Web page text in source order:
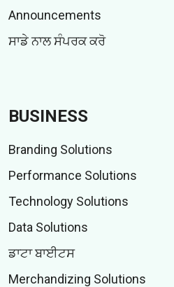
Announcements
ਸਾਡੇ ਨਾਲ ਸੰਪਰਕ ਕਰੋ
BUSINESS
Branding Solutions
Performance Solutions
Technology Solutions
Data Solutions
ਡਾਟਾ ਬਾਈਟਸ
Merchandizing Solutions